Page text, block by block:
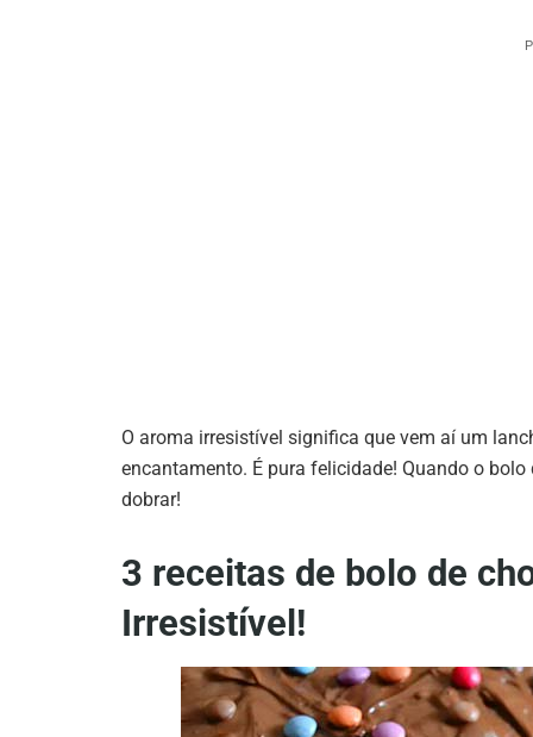
O aroma irresistível significa que vem aí um
encantamento. É pura felicidade! Quando o
dobrar!
3 receitas de bolo de
Irresistível!